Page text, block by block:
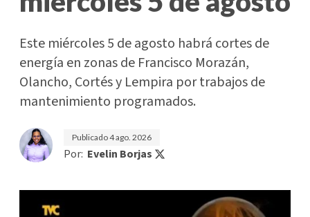
Este miércoles 5 de agosto habrá cortes de
energía en zonas de Francisco Morazán,
Olancho, Cortés y Lempira por trabajos de
mantenimiento programados.
Publicado4 ago. 2026
Por: Evelin Borjas